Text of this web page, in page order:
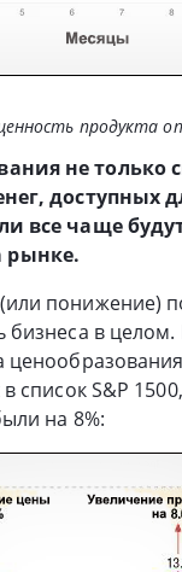
продукта
не
доступных
все чаще
рынке.
понижение)
в
S&P
на 8%: